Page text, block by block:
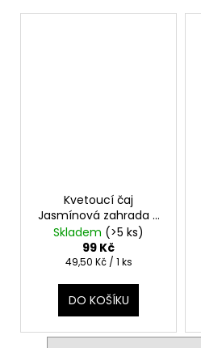
Kvetoucí čaj
Jasmínová zahrada 2
ks
Skladem (>5 ks)
99 Kč
Měrná
49,50 Kč / 1 ks
DO KOŠÍKU